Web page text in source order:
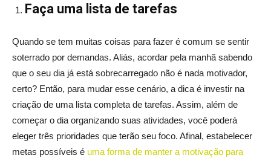
Faça uma lista de tarefas
Quando se tem muitas coisas para fazer é comum se sentir
soterrado por demandas. Aliás, acordar pela manhã sabendo
que o seu dia já está sobrecarregado não é nada motivador,
certo? Então, para mudar esse cenário, a dica é investir na
criação de uma lista completa de tarefas. Assim, além de
começar o dia organizando suas atividades, você poderá
eleger três prioridades que terão seu foco. Afinal, estabelecer
metas possíveis é uma forma de manter a motivação para